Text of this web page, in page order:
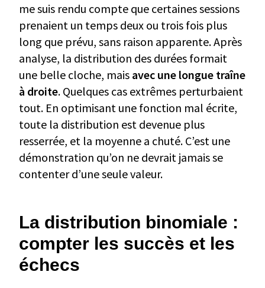
me suis rendu compte que certaines sessions
prenaient un temps deux ou trois fois plus
long que prévu, sans raison apparente. Après
analyse, la distribution des durées formait
une belle cloche, mais avec une longue traîne
à droite. Quelques cas extrêmes perturbaient
tout. En optimisant une fonction mal écrite,
toute la distribution est devenue plus
resserrée, et la moyenne a chuté. C’est une
démonstration qu’on ne devrait jamais se
contenter d’une seule valeur.
La distribution binomiale :
compter les succès et les
échecs